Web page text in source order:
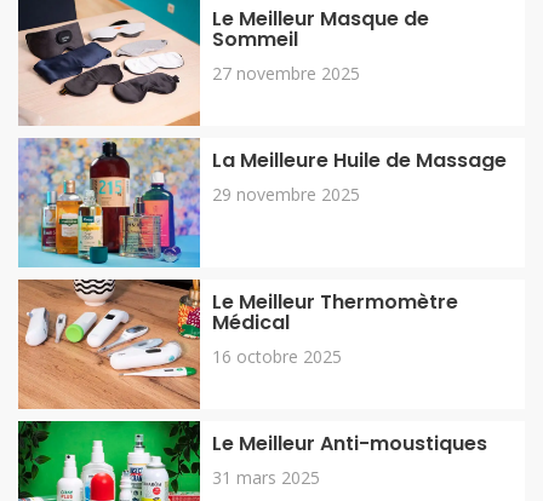
Le Meilleur Masque de
Sommeil
27 novembre 2025
La Meilleure Huile de Massage
29 novembre 2025
Le Meilleur Thermomètre
Médical
16 octobre 2025
Le Meilleur Anti-moustiques
31 mars 2025